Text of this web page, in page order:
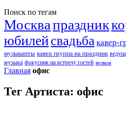
Поиск по тегам
Москвапраздник
юбилейсвадьба кавер-
музыканты кавер группа на праздник
музыка фокусник на встречу гостей велком
Главная офис
Тег Артиста: офис